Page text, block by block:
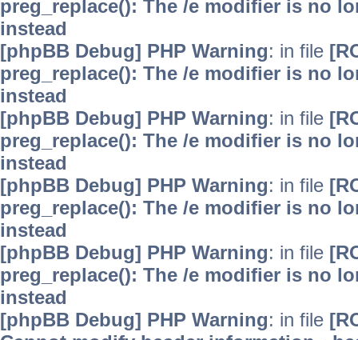
preg_replace(): The /e modifier is no
instead
[phpBB Debug] PHP Warning: in file
preg_replace(): The /e modifier is no
instead
[phpBB Debug] PHP Warning: in file
preg_replace(): The /e modifier is no
instead
[phpBB Debug] PHP Warning: in file
preg_replace(): The /e modifier is no
instead
[phpBB Debug] PHP Warning: in file
preg_replace(): The /e modifier is no
instead
[phpBB Debug] PHP Warning: in file